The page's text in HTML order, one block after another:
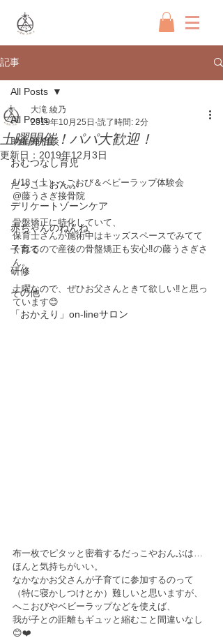
記事
All Posts
助産師相談
おむつなし育児
だっこ・おんぶ
デリケートゾーンケア
赤ちゃんのねんね
子育て
研修
その他
「おかえり」on-lineサロン
All Posts
土曜開催！パパ大歓迎！
大滝 綾乃
2019年10月25日 読了時間: 2分
更新日： 2019年12月3日
1/18（土）へこおび＆ベビーラップ体験会﻿
@藤うさぎ接骨院　﻿
骨盤矯正に特化していて、﻿
保育士さんが施術中はキッズスペースでみてて
くれるので産後の骨盤矯正も安心‼︎の藤うさぎさ
ん。﻿
土曜なので、ぜひお父さんときて欲しい‼︎と思っ
ています😊﻿
布一枚でピタッと密着するだっこやおんぶは…﻿
ほんと気持ちがいい。﻿
なかなかお父さんが子育てに参加するのって
（特に寝かしつけとか）難しいと思いますが、﻿
へこおびやベビーラップなどを使えば、﻿
我が子との距離もギュッと縮むこと間違いなし
😊❤️﻿